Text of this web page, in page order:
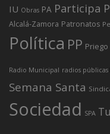
IU Obras PA Participa
Alcalá-Zamora Patronatos
Política PP Priego
Radio Municipal radios públicas
Semana Santa
Sociedad SPA